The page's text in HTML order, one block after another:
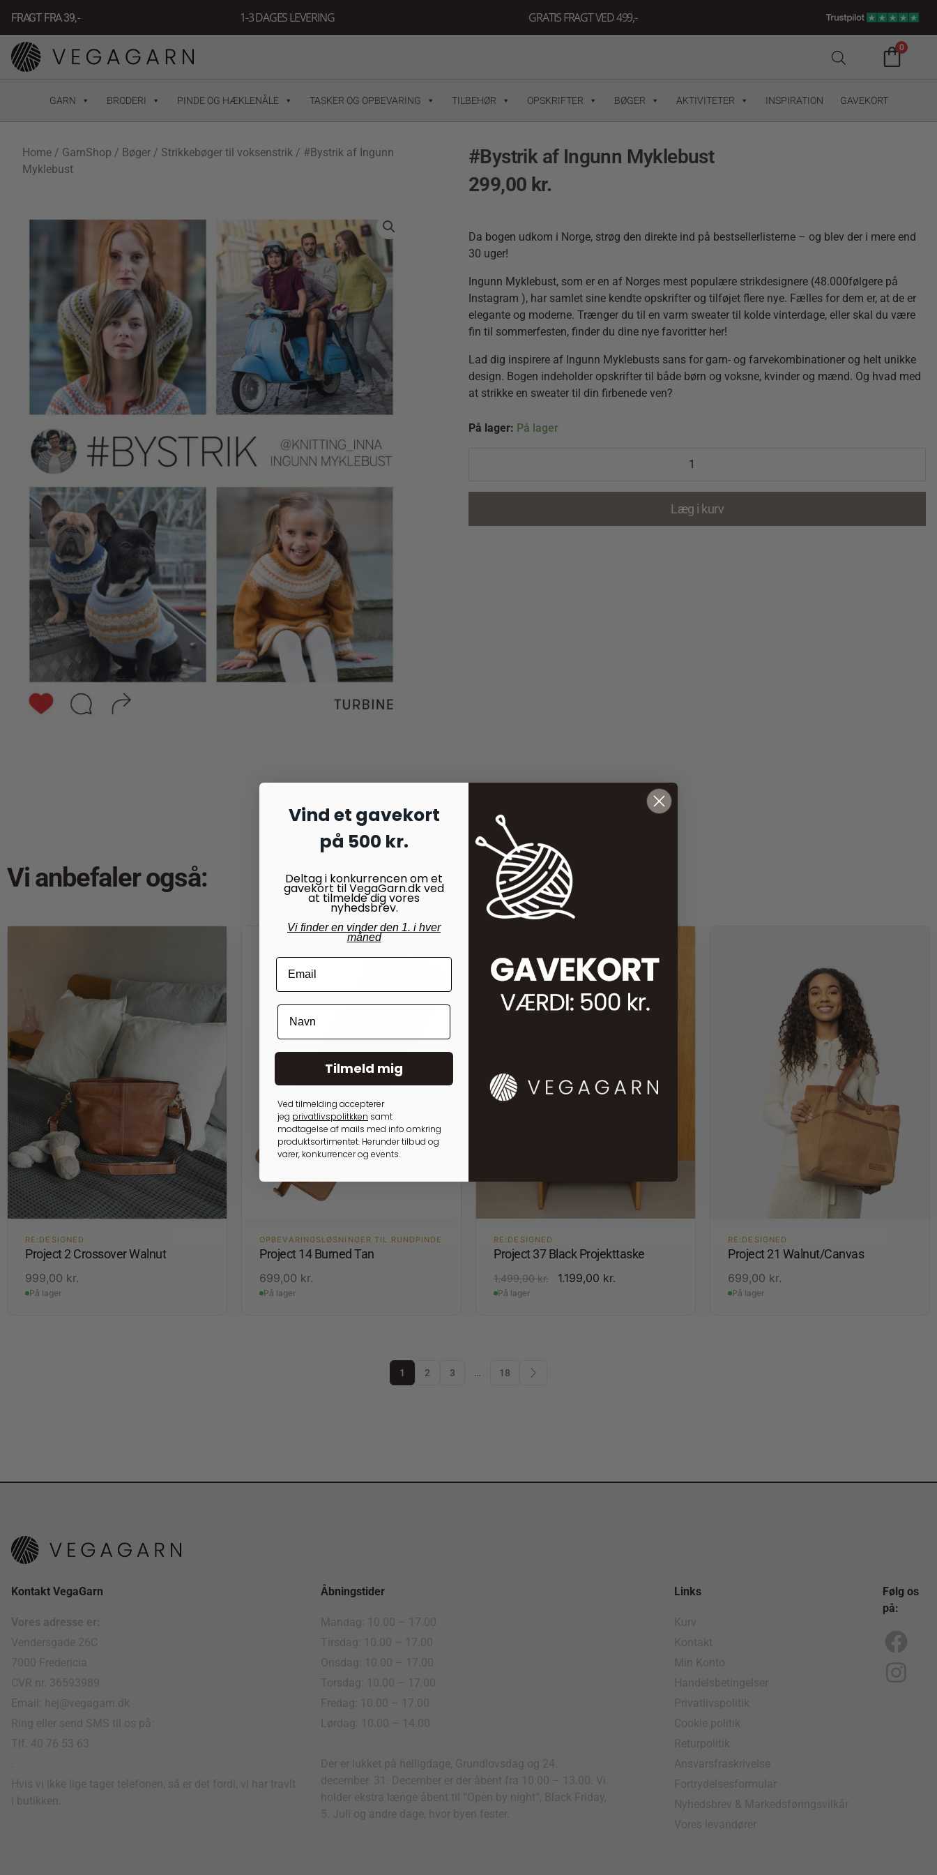
indholdet
FRAGT FRA 39, - 1-3 DAGES LEVERING GRATIS FRAGT VED 499,-
0
GARN BRODERI PINDE OG HÆKLENÅLE TASKER OG OPBEVARING TILBEHØR OPSKRIFTER BØGER AKTIVITETER INSPIRATION GAVEKORT
Home / GarnShop / Bøger / Strikkebøger til voksenstrik / #Bystrik af Ingunn
Myklebust
#Bystrik af Ingunn Myklebust
299,00 kr.
Da bogen udkom i Norge, strøg den direkte ind på bestsellerlisterne – og blev der i mere end
30 uger!
Ingunn Myklebust, som er en af Norges mest populære strikdesignere (48.000følgere på
Instagram ), har samlet sine kendte opskrifter og tilføjet flere nye. Fælles for dem er, at de er
elegante og moderne. Trænger du til en varm sweater til kolde vinterdage, eller skal du være
fin til sommerfesten, finder du dine nye favoritter her!
Lad dig inspirere af Ingunn Myklebusts sans for garn- og farvekombinationer og helt unikke
design. Bogen indeholder opskrifter til både børn og voksne, kvinder og mænd. Og hvad med
at strikke en sweater til din firbenede ven?
På lager: På lager
#Bystrik
quantity
Læg i kurv
Vi anbefaler også:
RE:DESIGNED
Project 2 Crossover Walnut
999,00 kr.
På lager
OPBEVARINGSLØSNINGER TIL RUNDPINDE
Project 14 Burned Tan
699,00 kr.
På lager
RE:DESIGNED
Project 37 Black Projekttaske
1.499,00kr. 1.199,00 kr.
På lager
RE:DESIGNED
Project 21 Walnut/Canvas
699,00 kr.
På lager
1 2 3 … 18
Kontakt VegaGarn
Vores adresse er:
Vendersgade 26C
7000 Fredericia
CVR nr. 36593989
Email: hej@vegagarn.dk
Ring eller send SMS til os på:
Tlf. 40 76 53 63
Hvis vi ikke lige tager telefonen, så er det fordi, vi har travlt
i butikken.
Åbningstider
Mandag: 10.00 – 17.00
Tirsdag: 10.00 – 17.00
Onsdag: 10.00 – 17.00
Torsdag: 10.00 – 17.00
Fredag: 10.00 – 17.00
Lørdag: 10.00 – 14.00
Der er lukket på helligdage, Grundlovsdag og 24.
december. 31. December er der åbent fra 10.00 – 13.00. Vi
holder ekstra længe åbent til “Open by night”, Black Friday,
5. Juli og andre dage, hvor byen fester.
Links
Kurv
Kontakt
Min Konto
Handelsbetingelser
Privatlivspolitik
Cookie politik
Returpolitik
Ansvarsfraskrivelse
Fortrydelsesformular
Nyhedsbrev & Markedsføringsvilkår
Vores levandører
Følg os
på:
F
a
I
n
Vind et gavekort
på 500 kr.
Deltag i konkurrencen om et
gavekort til VegaGarn.dk ved
at tilmelde dig vores
nyhedsbrev.
Vi finder en vinder den 1. i hver
måned
Tilmeld mig
Ved tilmelding accepterer
jeg privatlivspolitkken samt
modtagelse af mails med info omkring
produktsortimentet. Herunder tilbud og
varer, konkurrencer og events.